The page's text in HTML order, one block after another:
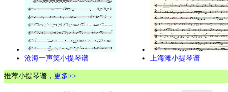
沧海一声笑小提琴谱 上海滩小提琴谱
推荐小提琴谱， 更多>>